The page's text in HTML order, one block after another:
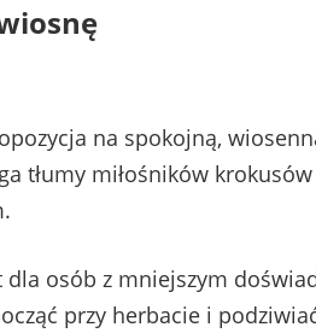
na spokojną,
tłumy miłośników krokusów
osób z mniejszym
przy herbacie i